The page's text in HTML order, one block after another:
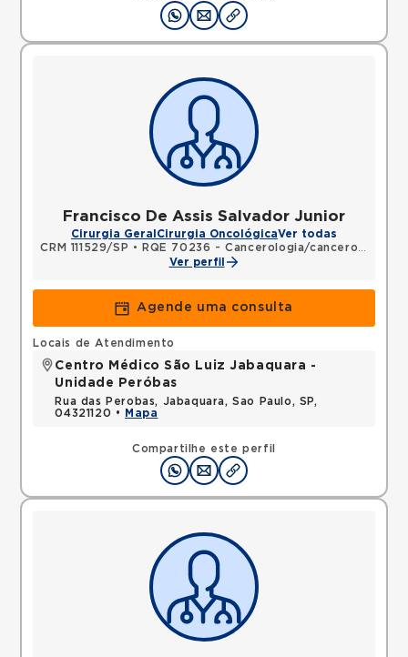
Francisco De Assis Salvador Junior
Cirurgia Geral Cirurgia OncológicaVer todas
CRM 111529/SP •
RQE 70236 - Cancerologia/cancerologia cirúrgica
Ver perfil
Agende uma consulta
Compartilhe este perfil
Locais de Atendimento
Centro Médico São Luiz Jabaquara -
Unidade Peróbas
Rua das Perobas, Jabaquara, Sao Paulo, SP,
04321120 •
Mapa